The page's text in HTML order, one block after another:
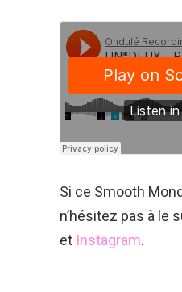
Si ce Smooth
n’hésitez pas à le
et Instagram.